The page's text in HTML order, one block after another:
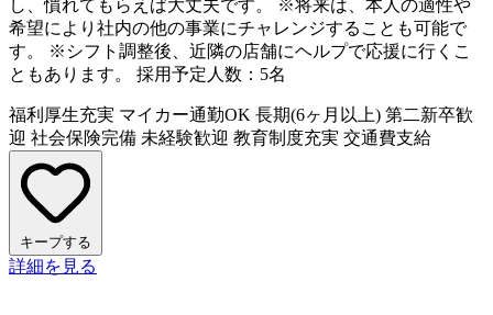
し、慣れてもらえば大丈夫です。 ※将来は、本人の適性や
希望により社内の他の事業にチャレンジすることも可能で
す。 ※シフト調整後、近隣の店舗にヘルプで応援に行くこ
ともあります。 採用予定人数：5名
福利厚生充実 マイカー通勤OK 長期(6ヶ月以上) 第二新卒歓
迎 社会保険完備 未経験歓迎 教育制度充実 交通費支給
キープする
詳細を見る